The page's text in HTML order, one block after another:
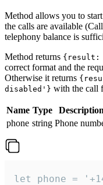
Method allows you to
the calls are available
telephony balance is
Method returns
correct format and the
Otherwise it returns
disabled'} with the call
Name Type
Description
phone string Phone
let phone =